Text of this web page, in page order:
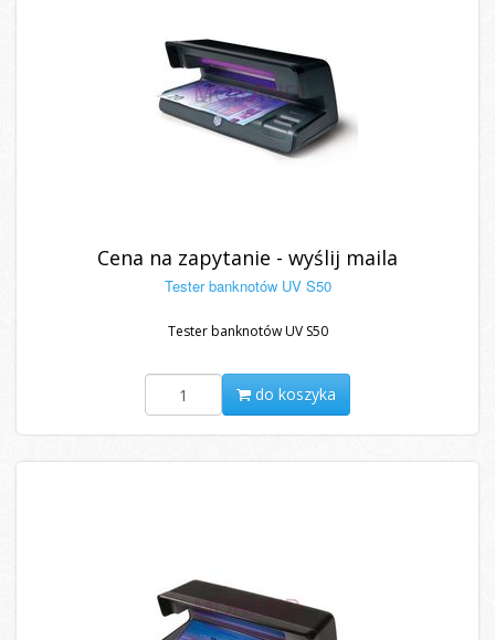
Cena na zapytanie - wyślij maila
Tester banknotów UV S50
Tester banknotów UV S50
do koszyka